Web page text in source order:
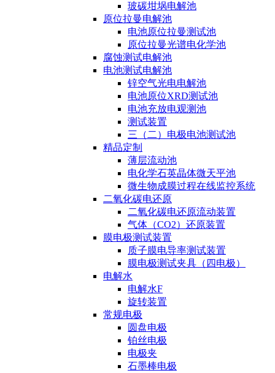
玻碳坩埚电解池
原位拉曼电解池
电池原位拉曼测试池
原位拉曼光谱电化学池
腐蚀测试电解池
电池测试电解池
锌空气光电电解池
电池原位XRD测试池
电池充放电观测池
测试装置
三（二）电极电池测试池
精品定制
薄层流动池
电化学石英晶体微天平池
微生物成膜过程在线监控系统
二氧化碳电还原
二氧化碳电还原流动装置
气体（CO2）还原装置
膜电极测试装置
质子膜电导率测试装置
膜电极测试夹具（四电极）
电解水
电解水F
旋转装置
常规电极
圆盘电极
铂丝电极
电极夹
石墨棒电极